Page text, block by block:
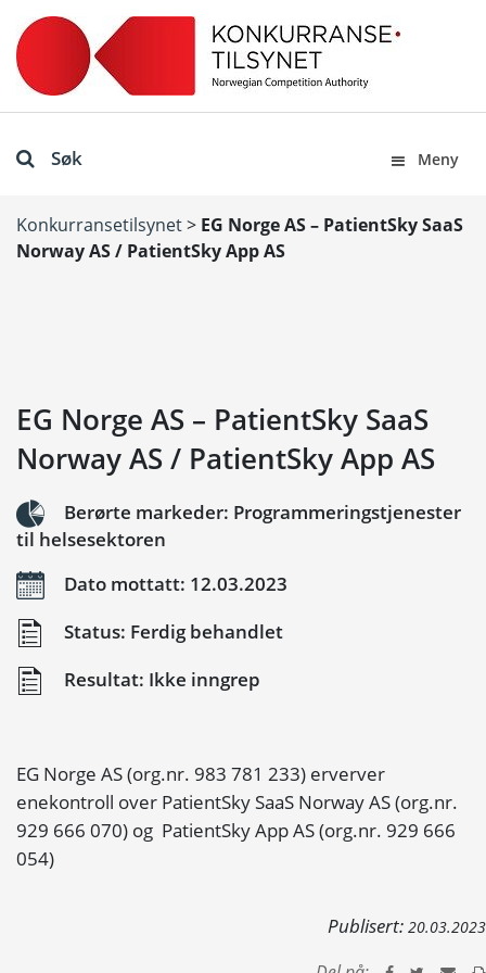
Søk Meny
Konkurransetilsynet> EG Norge AS – PatientSky SaaS
Norway AS / PatientSky App AS
EG Norge AS – PatientSky SaaS
Norway AS / PatientSky App AS
Berørte markeder: Programmeringstjenester
til helsesektoren
Dato mottatt: 12.03.2023
Status: Ferdig behandlet
Resultat: Ikke inngrep
EG Norge AS (org.nr. 983 781 233) erverver
enekontroll over PatientSky SaaS Norway AS (org.nr.
929 666 070) og PatientSky App AS (org.nr. 929 666
054)
Publisert: 20.03.2023